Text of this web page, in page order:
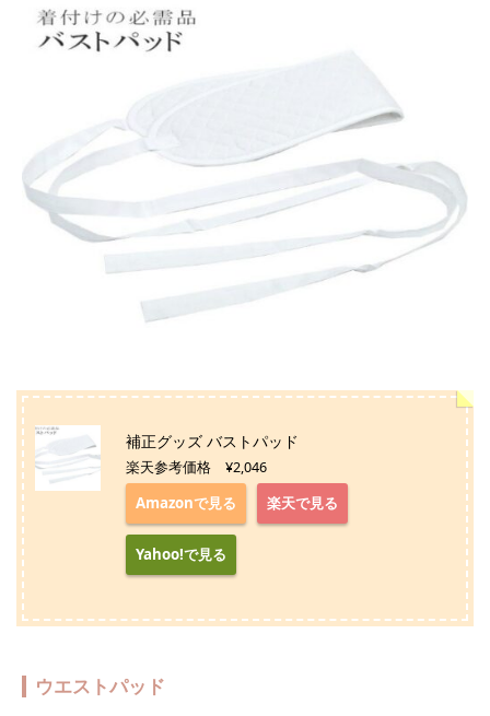
補正グッズ バストパッド
楽天参考価格 ¥2,046
Amazonで見る 楽天で見る
Yahoo!で見る
ウエストパッド